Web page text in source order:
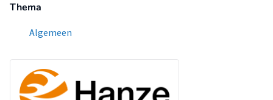
Thema
Algemeen